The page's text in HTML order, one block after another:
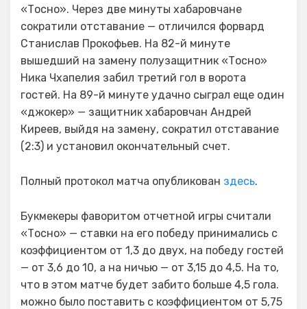
«Тосно». Через две минуты хабаровчане
сократили отставание — отличился форвард
Станислав Прокофьев. На 82-й минуте
вышедший на замену полузащитник «Тосно»
Ника Чхапелия забил третий гол в ворота
гостей. На 89-й минуте удачно сыграл еще один
«джокер» — защитник хабаровчан Андрей
Киреев, выйдя на замену, сократил отставание
(2:3) и установил окончательный счет.
Полный протокол матча опубликован здесь.
Букмекеры фаворитом отчетной игры считали
«Тосно» — ставки на его победу принимались с
коэффициентом от 1,3 до двух, на победу гостей
— от 3,6 до 10, а на ничью — от 3,15 до 4,5. На то,
что в этом матче будет забито больше 4,5 гола.
можно было поставить с коэффициентом от 5,75